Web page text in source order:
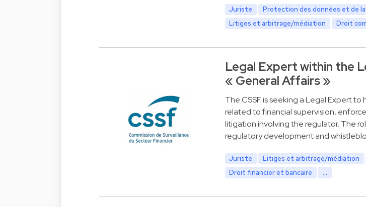
Juriste
Protection des données et de
Litiges et arbitrage/médiation
Droit
Legal Expert within the
« General Affairs »
The CSSF is seeking a Legal Expert
related to financial supervision,
litigation involving the regulator. The
regulatory development and
Juriste Litiges et arbitrage/médiation
Droit financier et bancaire
...